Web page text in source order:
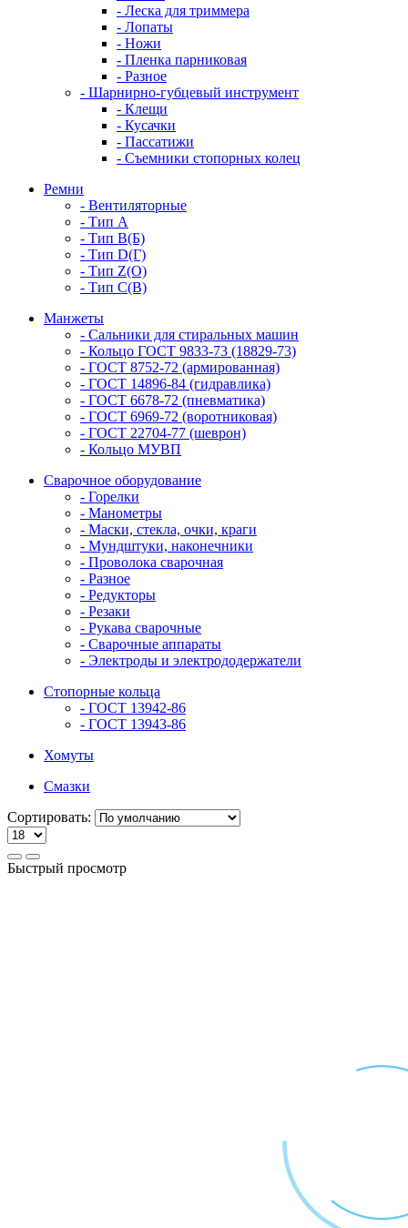
- Леска для триммера
- Лопаты
- Ножи
- Пленка парниковая
- Разное
- Шарнирно-губцевый инструмент
- Клещи
- Кусачки
- Пассатижи
- Съемники стопорных колец
Ремни
- Вентиляторные
- Тип A
- Тип B(Б)
- Тип D(Г)
- Тип Z(O)
- Тип С(В)
Манжеты
- Сальники для стиральных машин
- Кольцо ГОСТ 9833-73 (18829-73)
- ГОСТ 8752-72 (армированная)
- ГОСТ 14896-84 (гидравлика)
- ГОСТ 6678-72 (пневматика)
- ГОСТ 6969-72 (воротниковая)
- ГОСТ 22704-77 (шеврон)
- Кольцо МУВП
Сварочное оборудование
- Горелки
- Манометры
- Маски, стекла, очки, краги
- Мундштуки, наконечники
- Проволока сварочная
- Разное
- Редукторы
- Резаки
- Рукава сварочные
- Сварочные аппараты
- Электроды и электрододержатели
Стопорные кольца
- ГОСТ 13942-86
- ГОСТ 13943-86
Хомуты
Смазки
Сортировать:
Быстрый просмотр